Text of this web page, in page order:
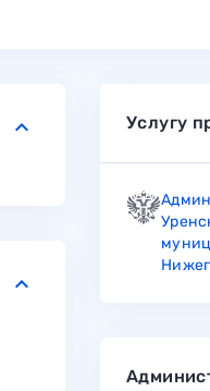
keyboard_arrow_down
keyboard_arrow_down
Услугу